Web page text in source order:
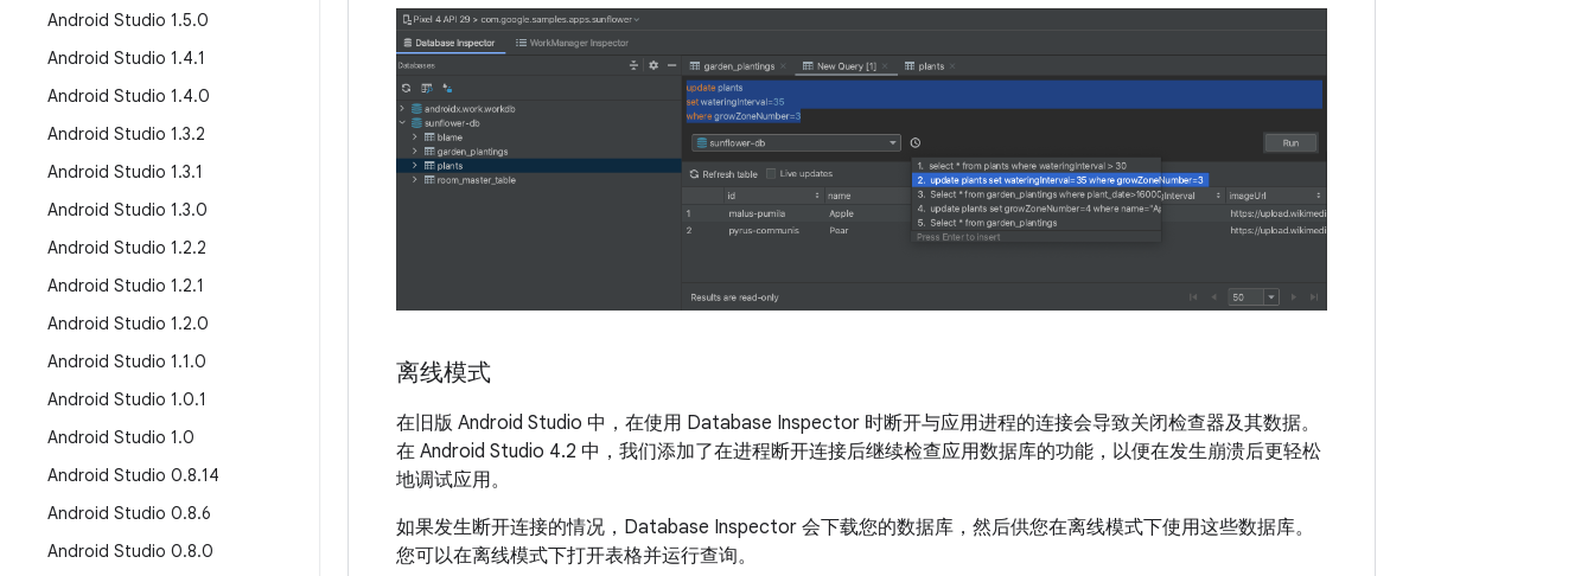
Android Studio 1.5.0
Android Studio 1.4.1
Android Studio 1.4.0
Android Studio 1.3.2
Android Studio 1.3.1
Android Studio 1.3.0
Android Studio 1.2.2
Android Studio 1.2.1
Android Studio 1.2.0
Android Studio 1.1.0
Android Studio 1.0.1
Android Studio 1.0
Android Studio 0.8.14
Android Studio 0.8.6
Android Studio 0.8.0
离线模式
在旧版 Android Studio 中，在使用 Database Inspector 时断开与应用进程的连接会导致关闭检查器及其数据。
在 Android Studio 4.2 中，我们添加了在进程断开连接后继续检查应用数据库的功能，以便在发生崩溃后更轻松
地调试应用。
如果发生断开连接的情况，Database Inspector 会下载您的数据库，然后供您在离线模式下使用这些数据库。
您可以在离线模式下打开表格并运行查询。